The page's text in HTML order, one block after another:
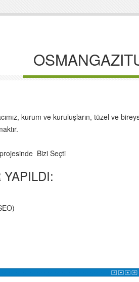
kurum ve kuruluşların, tüzel ve
Bizi Seçti